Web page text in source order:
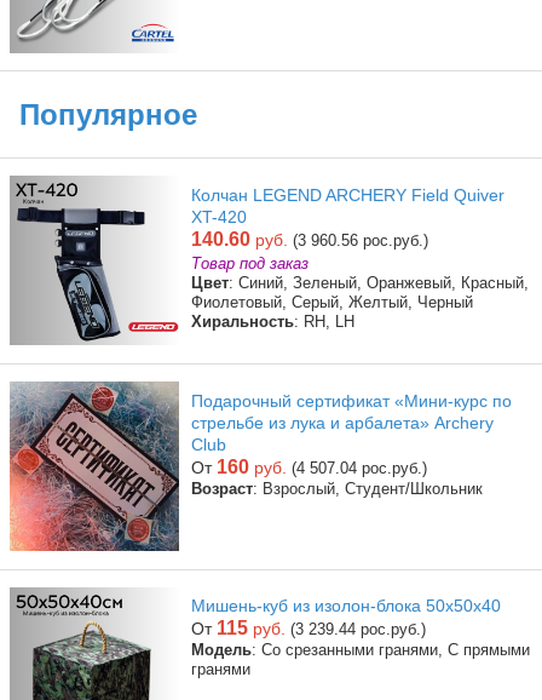
Популярное
Колчан LEGEND ARCHERY Field Quiver
XT-420
140.60 руб. (3 960.56 рос.руб.)
Товар под заказ
Цвет: Синий, Зеленый, Оранжевый, Красный,
Фиолетовый, Серый, Желтый, Черный
Хиральность: RH, LH
Подарочный сертификат «Мини-курс по
стрельбе из лука и арбалета» Archery
Club
От 160 руб. (4 507.04 рос.руб.)
Возраст: Взрослый, Студент/Школьник
Мишень-куб из изолон-блока 50х50х40
От 115 руб. (3 239.44 рос.руб.)
Модель: Со срезанными гранями, С прямыми
гранями